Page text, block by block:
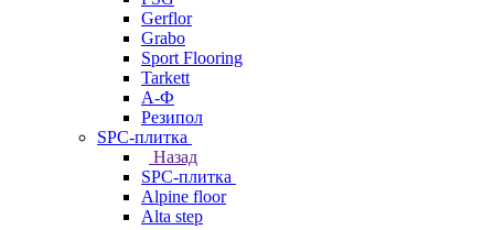
Gerflor
Grabo
Sport Flooring
Tarkett
А-Ф
Резипол
SPC-плитка
Назад
SPC-плитка
Alpine floor
Alta step